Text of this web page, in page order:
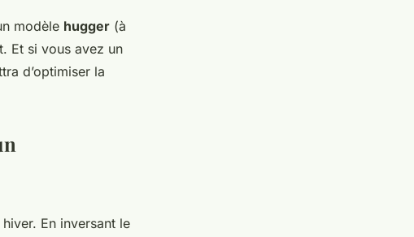
modèle hugger (à
Et si vous avez un
d’optimiser la
En inversant le